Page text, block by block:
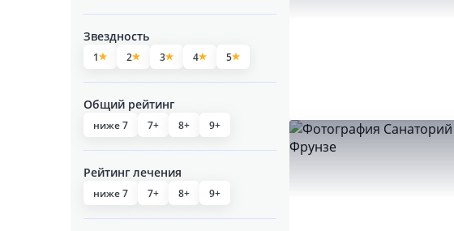
Звездность
1 2 3 4 5
Общий рейтинг
ниже 7 7+ 8+ 9+
Рейтинг лечения
ниже 7 7+ 8+ 9+